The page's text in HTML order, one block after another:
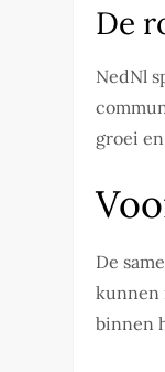
De
NedNl
groei
De
kunnen
binnen